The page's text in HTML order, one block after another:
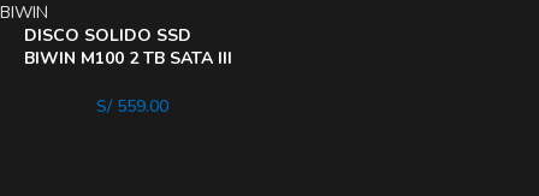
DISCO SOLIDO SSD
BIWIN M100 2 TB SATA III
BIWIN
S/559.00